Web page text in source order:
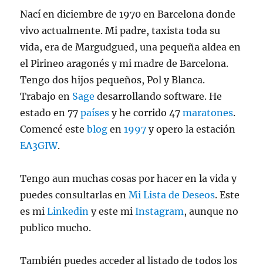
Nací en diciembre de 1970 en Barcelona donde
vivo actualmente. Mi padre, taxista toda su
vida, era de Margudgued, una pequeña aldea en
el Pirineo aragonés y mi madre de Barcelona.
Tengo dos hijos pequeños, Pol y Blanca.
Trabajo en Sage desarrollando software. He
estado en 77países y he corrido 47maratones.
Comencé esteblog en1997 y opero la estación
EA3GIW.
Tengo aun muchas cosas por hacer en la vida y
puedes consultarlas enMi Lista de Deseos. Este
es miLinkedin y este miInstagram, aunque no
publico mucho.
También puedes acceder al listado de todos los